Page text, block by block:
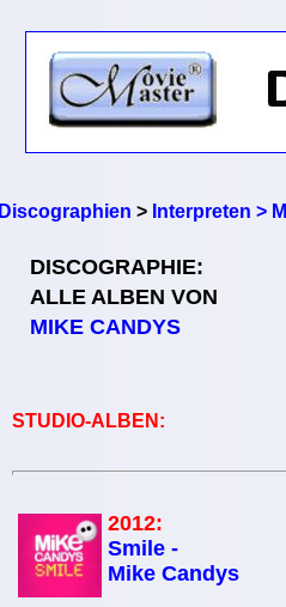
Discographien > Interpreten > M
DISCOGRAPHIE:
ALLE ALBEN VON
MIKE CANDYS
STUDIO-ALBEN:
2012:
Smile -
Mike Candys